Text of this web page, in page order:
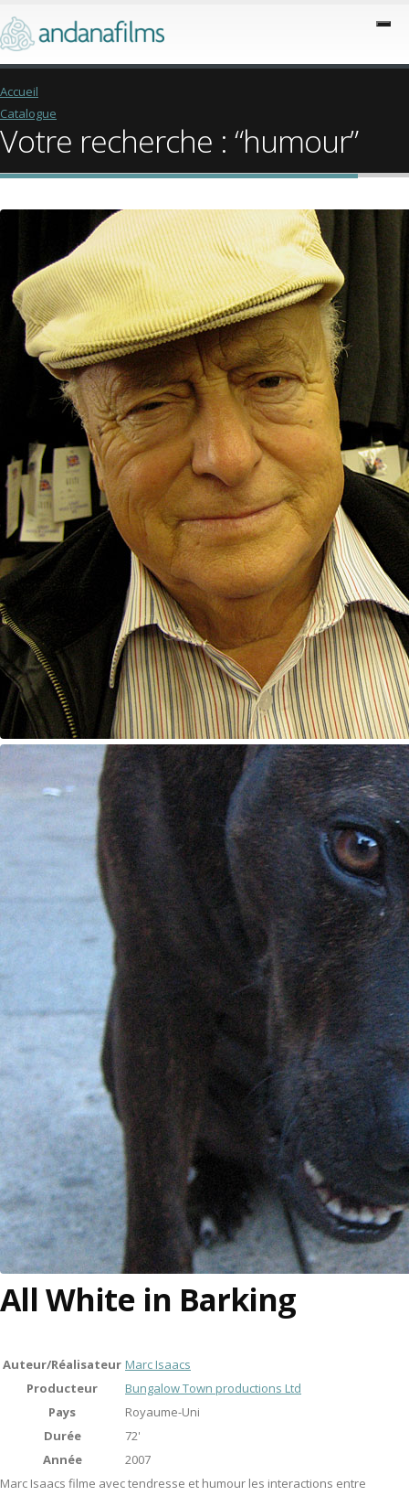
Accueil
Catalogue
Votre recherche : “humour”
All White in Barking
Auteur/Réalisateur Marc Isaacs
Producteur
Bungalow Town productions Ltd
Pays
Royaume-Uni
Durée
72'
Année
2007
Marc Isaacs filme avec tendresse et humour les interactions entre